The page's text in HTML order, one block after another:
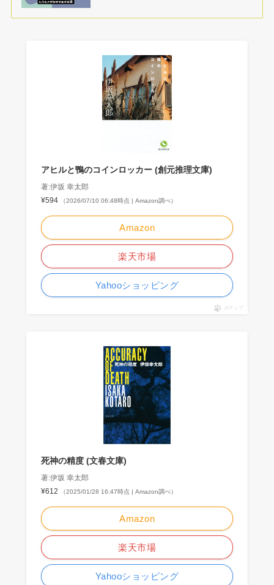
アヒルと鴨のコインロッカー (創元推理文庫)
著:伊坂 幸太郎
¥594
（2026/07/10 06:48時点 | Amazon調べ）
Amazon
楽天市場
Yahooショッピング
ポチップ
死神の精度 (文春文庫)
著:伊坂 幸太郎
¥612
（2025/01/28 16:47時点 | Amazon調べ）
Amazon
楽天市場
Yahooショッピング